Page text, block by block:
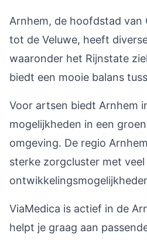
Arnhem, de hoofdstad van
tot de Veluwe, heeft
waaronder het Rijnstate
biedt een mooie balans
Voor artsen biedt Arnhem
mogelijkheden in een
omgeving. De regio
sterke zorgcluster met veel
ViaMedica is actief in de
helpt je graag aan